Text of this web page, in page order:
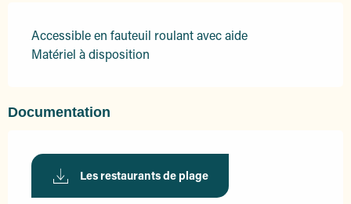
Accessible en fauteuil roulant avec aide
Matériel à disposition
Documentation
Les restaurants de plage